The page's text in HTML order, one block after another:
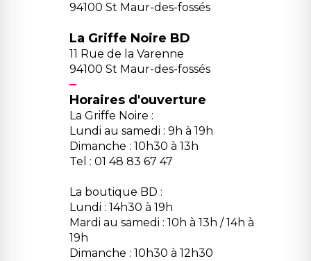
94100 St Maur-des-fossés
La Griffe Noire BD
11 Rue de la Varenne
94100 St Maur-des-fossés
Horaires d'ouverture
La Griffe Noire :
Lundi au samedi : 9h à 19h
Dimanche : 10h30 à 13h
Tel : 01 48 83 67 47
La boutique BD :
Lundi : 14h30 à 19h
Mardi au samedi : 10h à 13h / 14h à
19h
Dimanche : 10h30 à 12h30